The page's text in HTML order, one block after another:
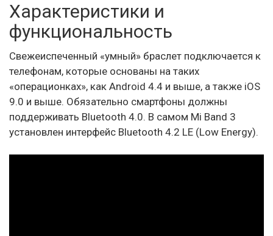
Характеристики и
функциональность
Свежеиспеченный «умный» браслет подключается к
телефонам, которые основаны на таких
«операционках», как Android 4.4 и выше, а также iOS
9.0 и выше. Обязательно смартфоны должны
поддерживать Bluetooth 4.0. В самом Mi Band 3
установлен интерфейс Bluetooth 4.2 LE (Low Energy).